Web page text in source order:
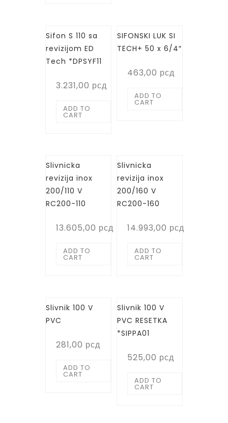
Sifon S 110 sa
revizijom ED
Tech *DPSYF11
3.231,00 рсд
ADD TO
CART
SIFONSKI LUK SI
TECH+ 50 x 6/4″
463,00 рсд
ADD TO
CART
Slivnicka
revizija inox
200/110 V
RC200-110
13.605,00 рсд
ADD TO
CART
Slivnicka
revizija inox
200/160 V
RC200-160
14.993,00 рсд
ADD TO
CART
Slivnik 100 V
PVC
281,00 рсд
ADD TO
CART
Slivnik 100 V
PVC RESETKA
*SIPPA01
525,00 рсд
ADD TO
CART